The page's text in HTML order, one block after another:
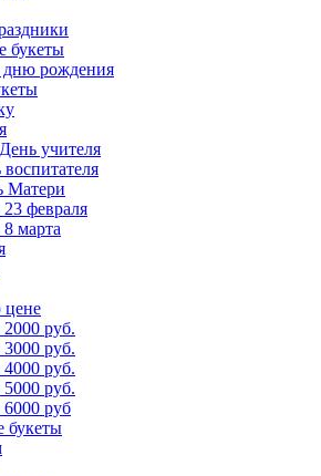
букеты
дню рождения
учителя
Матери
февраля
марта
цене
руб.
руб.
руб.
руб.
руб
букеты